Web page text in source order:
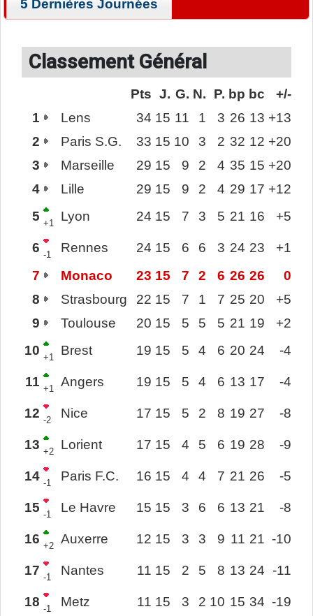
5 Dernières Journées
Classement Général
Pts J. G. N. P. bp bc
+/-
1
Lens 34 15 11 1 3 26 13 +13
2
Paris S.G. 33 15 10 3 2 32 12 +20
3
Marseille 29 15 9 2 4 35 15 +20
4
Lille 29 15 9 2 4 29 17 +12
5 +1 Lyon 24 15 7 3 5 21 16 +5
6 -1 Rennes 24 15 6 6 3 24 23
+1
7
Monaco 23 15 7 2 6 26 26
0
8
Strasbourg 22 15 7 1 7 25 20
+5
9
Toulouse 20 15 5 5 5 21 19
+2
10 +1 Brest 19 15 5 4 6 20 24 -4
11 +1 Angers 19 15 5 4 6 13 17 -4
12 -2 Nice 17 15 5 2 8 19 27 -8
13 +2 Lorient 17 15 4 5 6 19 28 -9
14 -1 Paris F.C. 16 15 4 4 7 21 26 -5
15 -1 Le Havre 15 15 3 6 6 13 21 -8
16 +2 Auxerre 12 15 3 3 9 11 21 -10
17 -1 Nantes 11 15 2 5 8 13 24 -11
18 -1 Metz 11 15 3 2 10 15 34 -19